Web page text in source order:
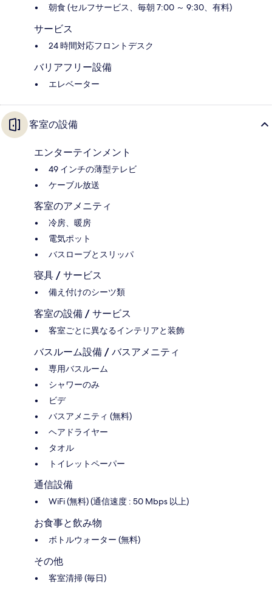
朝食 (セルフサービス、毎朝 7:00 ～ 9:30、有料)
サービス
24 時間対応フロントデスク
バリアフリー設備
エレベーター
客室の設備
エンターテインメント
49 インチの薄型テレビ
ケーブル放送
客室のアメニティ
冷房、暖房
電気ポット
バスローブとスリッパ
寝具 / サービス
備え付けのシーツ類
客室の設備 / サービス
客室ごとに異なるインテリアと装飾
バスルーム設備 / バスアメニティ
専用バスルーム
シャワーのみ
ビデ
バスアメニティ (無料)
ヘアドライヤー
タオル
トイレットペーパー
通信設備
WiFi (無料) (通信速度 : 50 Mbps 以上)
お食事と飲み物
ボトルウォーター (無料)
その他
客室清掃 (毎日)